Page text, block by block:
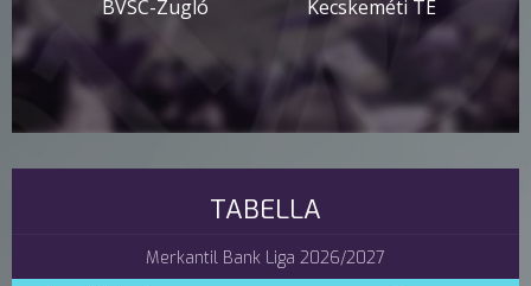
BVSC-Zugló Kecskeméti TE
TABELLA
Merkantil Bank Liga 2026/2027